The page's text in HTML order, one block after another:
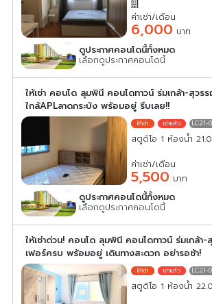
ค่าเช่า/เดือน
6,000 บาท
ดูประกาศคอนโดนี้ทั้งหมด
เลือกดูประกาศคอนโดนี้
ให้เช่า คอนโด ลุมพินี คอนโดทาวน์ ร่มเกล้า-สุว
ใกล้APLลาดกระบัง พร้อมอยู่ รีบเลย!!
LC21-
สตูดิโอ 1 ห้องน้ำ
ค่าเช่า/เดือน
5,500 บาท
ดูประกาศคอนโดนี้ทั้งหมด
เลือกดูประกาศคอนโดนี้
ให้เช่าด่วน! คอนโด ลุมพินี คอนโดทาวน์ ร่มเกล้า
เฟอร์ครบ พร้อมอยู่ เดินทางสะดวก อย่ารอช้า!
LC21-
สตูดิโอ 1 ห้องน้ำ